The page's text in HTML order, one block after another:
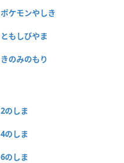
ポケモンやしき
ともしびやま
きのみのもり
2のしま
4のしま
6のしま